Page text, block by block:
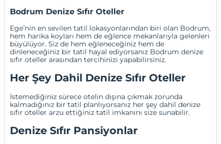
Bodrum Denize Sıfır Oteller
Ege’nin en sevilen tatil lokasyonlarından biri olan Bodrum,
hem harika koyları hem de eğlence mekanlarıyla gelenleri
büyülüyor. Siz de hem eğleneceğiniz hem de
dinleneceğiniz bir tatil hayal ediyorsanız Bodrum denize
sıfır oteller arasından tercihinizi yapabilirsiniz.
Her Şey Dahil Denize Sıfır Oteller
İstemediğiniz sürece otelin dışına çıkmak zorunda
kalmadığınız bir tatil planlıyorsanız her şey dahil denize
sıfır oteller arzu ettiğiniz tatil imkanını size sunabilir.
Denize Sıfır Pansiyonlar